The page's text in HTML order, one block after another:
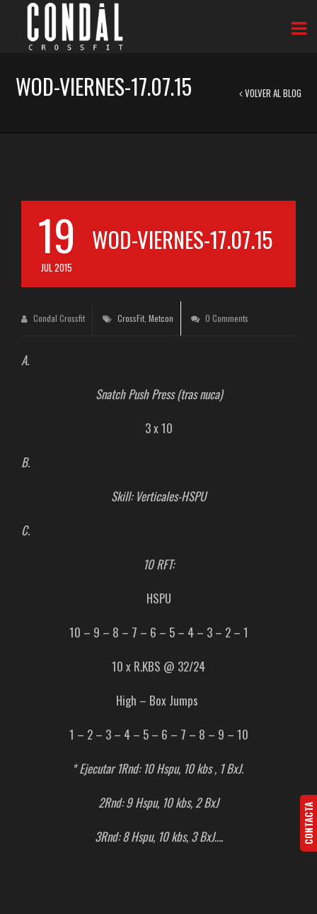
WOD-VIERNES-17.07.15 VOLVER AL BLOG
19
JUL 2015
WOD-VIERNES-17.07.15
Condal Crossfit CrossFit Metcon 0 Comments
A.
Snatch Push Press (tras nuca)
3 x 10
B.
Skill: Verticales-HSPU
C.
10 RFT:
HSPU
10 – 9 – 8 – 7 – 6 – 5 – 4 – 3 – 2 – 1
10 x R.KBS @ 32/24
High – Box Jumps
1 – 2 – 3 – 4 – 5 – 6 – 7 – 8 – 9 – 10
* Ejecutar 1Rnd: 10 Hspu, 10 kbs , 1 BxJ.
2Rnd: 9 Hspu, 10 kbs, 2 BxJ
3Rnd: 8 Hspu, 10 kbs, 3 BxJ….
CONTACTA